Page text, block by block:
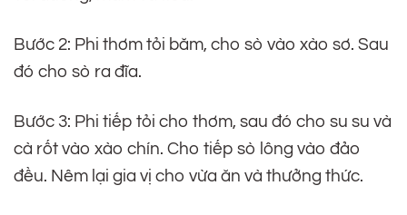
Bước 2: Phi thơm tỏi băm, cho sò vào xào sơ. Sau
đó cho sò ra đĩa.
Bước 3: Phi tiếp tỏi cho thơm, sau đó cho su su và
cà rốt vào xào chín. Cho tiếp sò lông vào đảo
đều. Nêm lại gia vị cho vừa ăn và thưởng thức.